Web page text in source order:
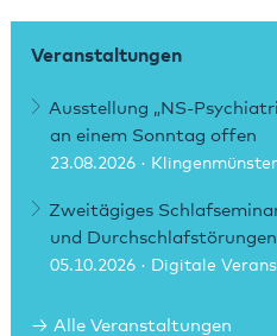
Veranstaltungen
Ausstellung „NS-
an einem Sonntag offen
23.08.2026 · Klingenmünster
Zweitägiges
und Durchschlafstörungen
05.10.2026 · Digitale
Alle Veranstaltungen